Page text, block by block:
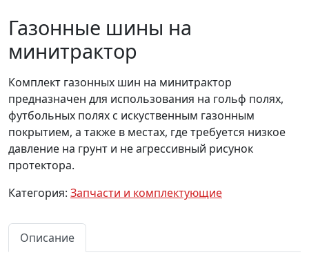
Газонные шины на
минитрактор
Комплект газонных шин на минитрактор
предназначен для использования на гольф полях,
футбольных полях с искуственным газонным
покрытием, а также в местах, где требуется низкое
давление на грунт и не агрессивный рисунок
протектора.
Категория: Запчасти и комплектующие
Описание